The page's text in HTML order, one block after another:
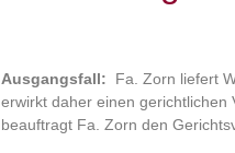
Ausgangsfall: Fa. Zorn liefert
erwirkt daher einen gerichtlichen
beauftragt Fa. Zorn den